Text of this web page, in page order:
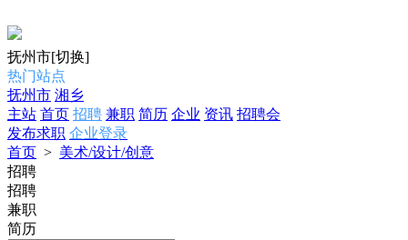
抚州市[切换]
热门站点
抚州市 湘乡
主站 首页 招聘 兼职 简历 企业 资讯 招聘会
发布求职 企业登录
首页 > 美术/设计/创意
招聘
招聘
兼职
简历